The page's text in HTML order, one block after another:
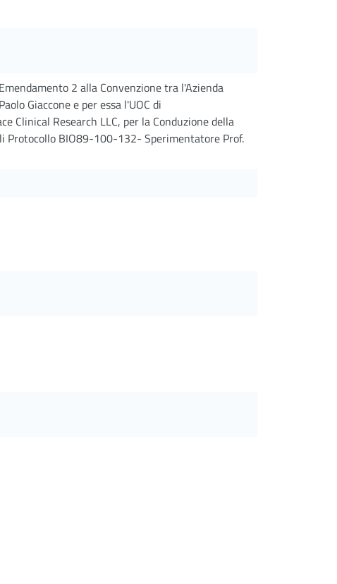
2 alla Convenzione tra l'Azienda
Giaccone e per essa l'UOC di
Clinical Research LLC, per la Conduzione della
Protocollo BIO89-100-132- Sperimentatore Prof.